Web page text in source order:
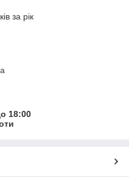
за рік
18:00